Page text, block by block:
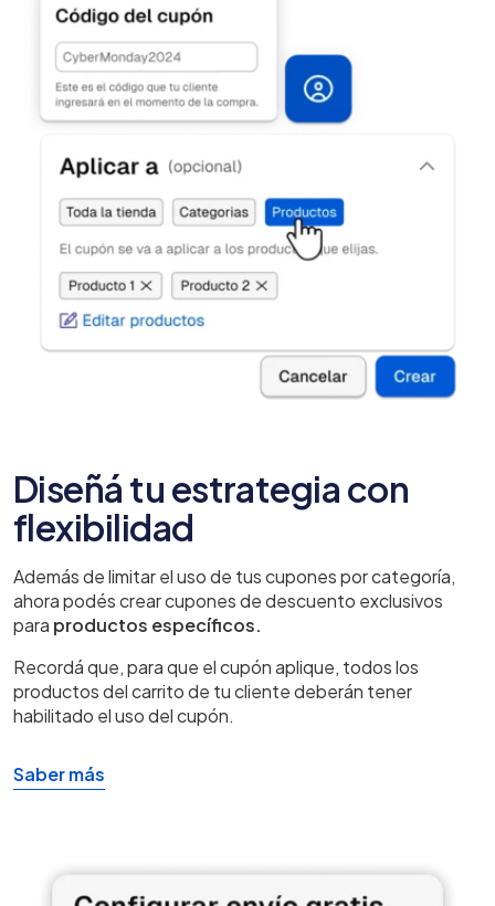
Diseñá tu estrategia con
flexibilidad
Además de limitar el uso de tus cupones por categoría,
ahora podés crear cupones de descuento exclusivos
para productos específicos.
Recordá que, para que el cupón aplique, todos los
productos del carrito de tu cliente deberán tener
habilitado el uso del cupón.
Saber más